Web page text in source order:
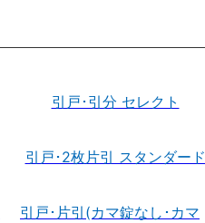
引戸･引分 セレクト
引戸･2枚片引 スタンダード
引戸･片引(カマ錠なし･カマ